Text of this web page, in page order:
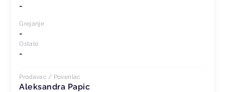
-
Grejanje
-
Ostalo
-
Prodavac / Poverilac
Aleksandra Papic